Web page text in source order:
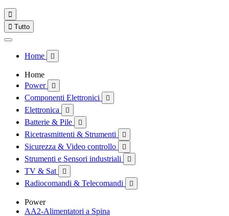

 Tutto
Home 
Home
Power

Componenti Elettronici 
Elettronica 
Batterie & Pile 
Ricetrasmittenti & Strumenti 
Sicurezza & Video controllo 
Strumenti e Sensori industriali 
TV & Sat 
Radiocomandi & Telecomandi 
Power
AA2-Alimentatori a Spina